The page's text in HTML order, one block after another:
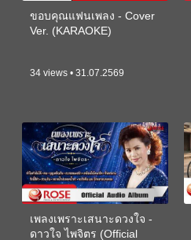
ขอบคุณแฟนเพลง - Cover
Ver. (KARAOKE)
34 views • 31.07.2569
เพลงเพราะเสนาะดวงใจ -
ดาวใจ ไพจิตร (Official